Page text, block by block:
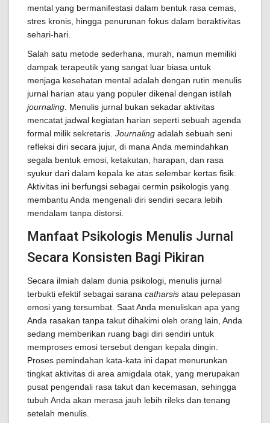
mental yang bermanifestasi dalam bentuk rasa cemas,
stres kronis, hingga penurunan fokus dalam beraktivitas
sehari-hari.
Salah satu metode sederhana, murah, namun memiliki
dampak terapeutik yang sangat luar biasa untuk
menjaga kesehatan mental adalah dengan rutin menulis
jurnal harian atau yang populer dikenal dengan istilah
journaling . Menulis jurnal bukan sekadar aktivitas
mencatat jadwal kegiatan harian seperti sebuah agenda
formal milik sekretaris. Journaling adalah sebuah seni
refleksi diri secara jujur, di mana Anda memindahkan
segala bentuk emosi, ketakutan, harapan, dan rasa
syukur dari dalam kepala ke atas selembar kertas fisik.
Aktivitas ini berfungsi sebagai cermin psikologis yang
membantu Anda mengenali diri sendiri secara lebih
mendalam tanpa distorsi.
Manfaat Psikologis Menulis Jurnal
Secara Konsisten Bagi Pikiran
Secara ilmiah dalam dunia psikologi, menulis jurnal
terbukti efektif sebagai sarana catharsis atau pelepasan
emosi yang tersumbat. Saat Anda menuliskan apa yang
Anda rasakan tanpa takut dihakimi oleh orang lain, Anda
sedang memberikan ruang bagi diri sendiri untuk
memproses emosi tersebut dengan kepala dingin.
Proses pemindahan kata-kata ini dapat menurunkan
tingkat aktivitas di area amigdala otak, yang merupakan
pusat pengendali rasa takut dan kecemasan, sehingga
tubuh Anda akan merasa jauh lebih rileks dan tenang
setelah menulis.